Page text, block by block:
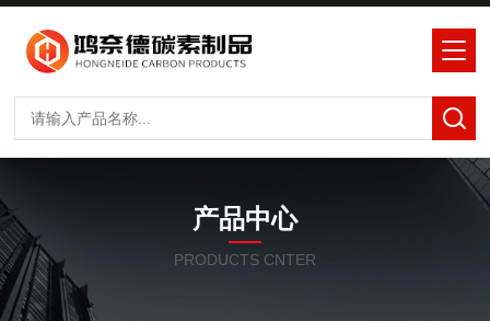
产品中心
PRODUCTS CNTER